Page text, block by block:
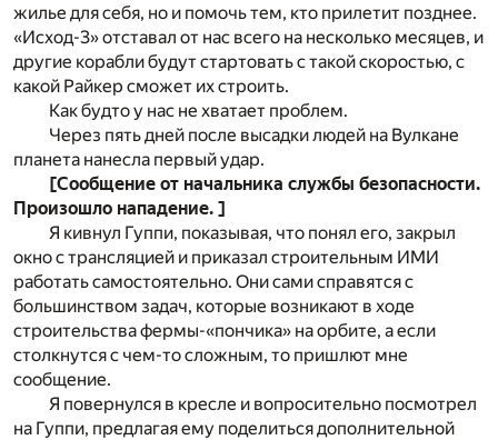
жилье для себя, но и помочь тем, кто прилетит позднее.
«Исход-3» отставал от нас всего на несколько месяцев, и
другие корабли будут стартовать с такой скоростью, с
какой Райкер сможет их строить.
Как будто у нас не хватает проблем.
Через пять дней после высадки людей на Вулкане
планета нанесла первый удар.
[Сообщение от начальника службы безопасности.
Произошло нападение. ]
Я кивнул Гуппи, показывая, что понял его, закрыл
окно с трансляцией и приказал строительным ИМИ
работать самостоятельно. Они сами справятся с
большинством задач, которые возникают в ходе
строительства фермы-«пончика» на орбите, а если
столкнутся с чем-то сложным, то пришлют мне
сообщение.
Я повернулся в кресле и вопросительно посмотрел
на Гуппи, предлагая ему поделиться дополнительной